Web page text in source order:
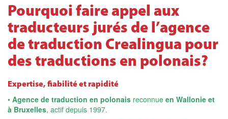
Pourquoi faire appel aux
traducteurs jurés de l’agence
de traduction Crealingua pour
des traductions en polonais?
Expertise, fiabilité et rapidité
• Agence de traduction en polonais reconnue en Wallonie et
à Bruxelles, actif depuis 1997.